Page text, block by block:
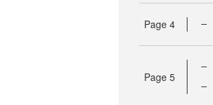
Page 4
Page 5